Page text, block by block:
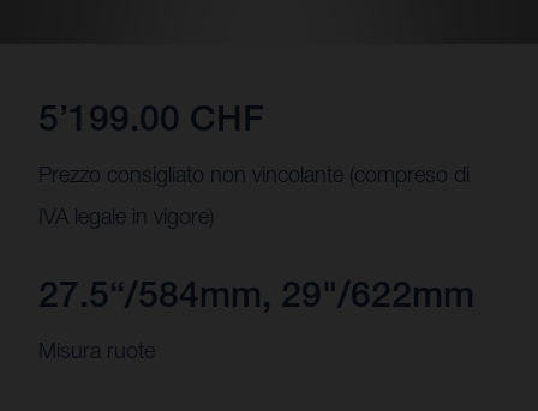
5’199.00 CHF
Prezzo consigliato non vincolante (compreso di
IVA legale in vigore)
27.5“/584mm, 29"/622mm
Misura ruote